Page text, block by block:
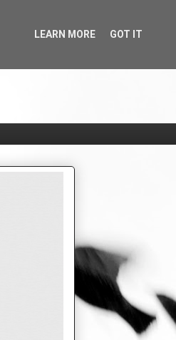
LEARN MORE GOT IT